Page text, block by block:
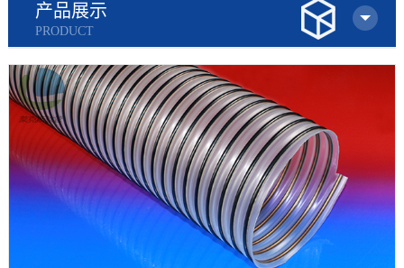
产品展示
PRODUCT